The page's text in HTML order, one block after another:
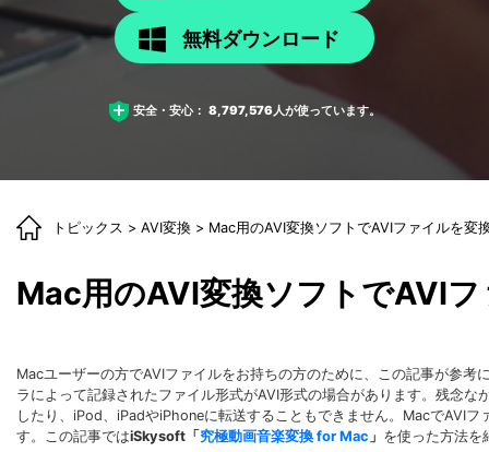
無料ダウンロード
安全・安心： 8,797,576人が使っています。
トピックス > AVI変換 > Mac用のAVI変換ソフトでAVIファイルを変
Mac用のAVI変換ソフトでAVI
Macユーザーの方でAVIファイルをお持ちの方のために、この記事が参
ラによって記録されたファイル形式がAVI形式の場合があります。残念
したり、iPod、iPadやiPhoneに転送することもできません。MacでAVI
す。この記事ではiSkysoft「究極動画音楽変換 for Mac 」 を使った方法を